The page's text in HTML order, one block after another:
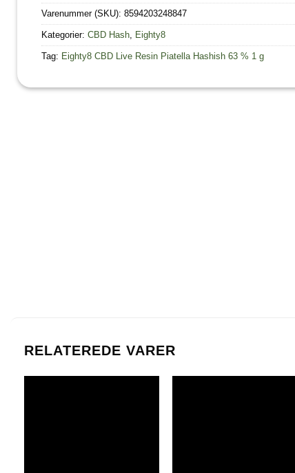
Varenummer (SKU): 8594203248847
Kategorier: CBD Hash Eighty8
Tag: Eighty8 CBD Live Resin Piatella Hashish 63 % 1 g
RELATEREDE VARER